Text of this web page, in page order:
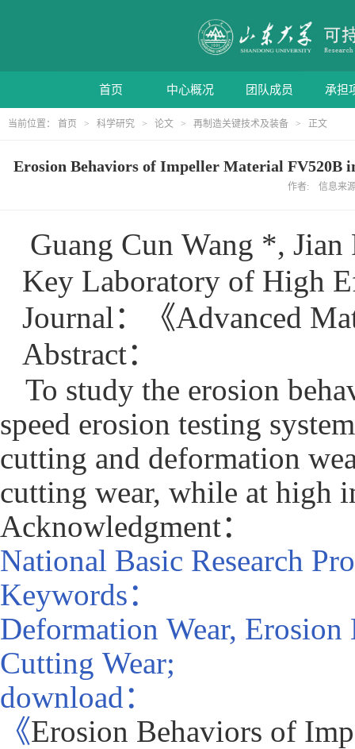
首页 中心概况 团队成员 承担
当前位置： 首页 > 科学研究 > 论文 > 再制造关键技术及装备 > 正文
Erosion Behaviors of Impeller Material FV520B
作者: 信息来
Guang Cun Wang *,
Key Laboratory of High
Journal ：《Advanced
Abstract：
To study the erosion
speed erosion testing
cutting and deformation
cutting wear, while at high
Acknowledgment：
National Basic Research
Keywords：
Deformation Wear,
Cutting Wear;
download：
《Erosion Behaviors of